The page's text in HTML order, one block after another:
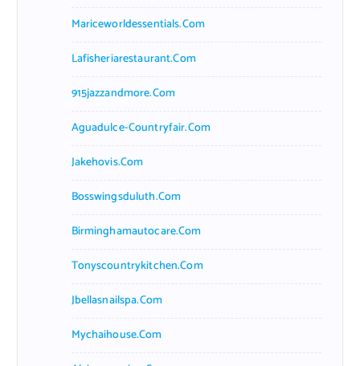
Mariceworldessentials.com
Lafisheriarestaurant.com
915jazzandmore.com
Aguadulce-Countryfair.com
Jakehovis.com
Bosswingsduluth.com
Birminghamautocare.com
Tonyscountrykitchen.com
Jbellasnailspa.com
Mychaihouse.com